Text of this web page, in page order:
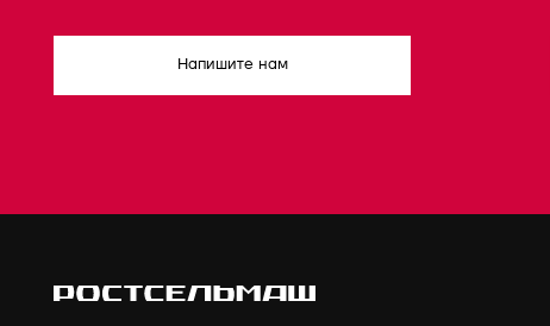
Напишите нам